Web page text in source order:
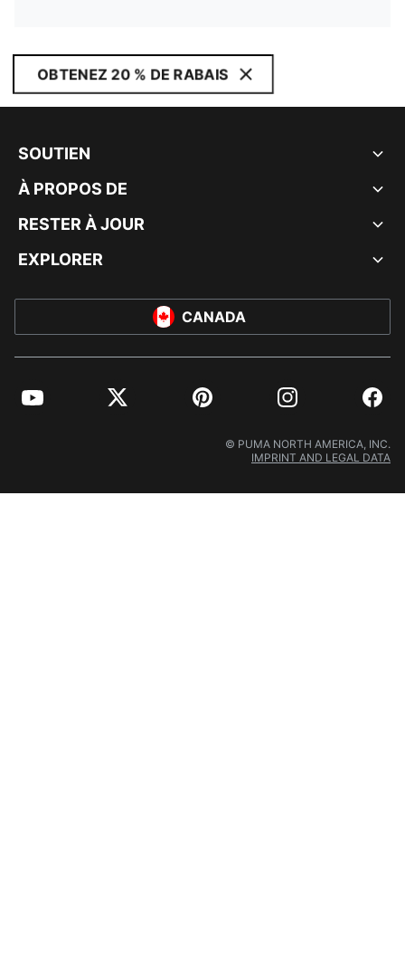
OBTENEZ 20 % DE RABAIS
SOUTIEN
À PROPOS DE
RESTER À JOUR
EXPLORER
CANADA
YouTube Twitter Pinterest Instagram
© PUMA NORTH AMERICA, INC.
IMPRINT AND LEGAL DATA